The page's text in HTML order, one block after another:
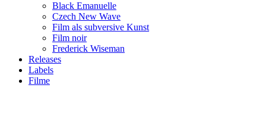
Black Emanuelle
Czech New Wave
Film als subversive Kunst
Film noir
Frederick Wiseman
Releases
Labels
Filme